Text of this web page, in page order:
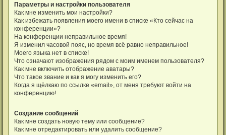
Параметры и настройки пользователя
Как мне изменить мои настройки?
Как избежать появления моего имени в списке «Кто сейчас на
конференции»?
На конференции неправильное время!
Я изменил часовой пояс, но время всё равно неправильное!
Моего языка нет в списке!
Что означают изображения рядом с моим именем пользователя?
Как мне включить отображение аватары?
Что такое звание и как я могу изменить его?
Когда я щёлкаю по ссылке «email», от меня требуют войти на
конференцию!
Создание сообщений
Как мне создать новую тему или сообщение?
Как мне отредактировать или удалить сообщение?